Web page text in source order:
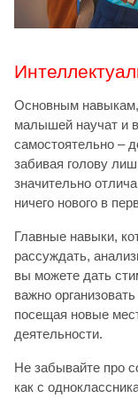
Основным навыкам,
малышей научат и
самостоятельно –
забивая голову
значительно
ничего нового в
Главные навыки,
рассуждать,
вы можете дать
важно
посещая новые
деятельности.
Не забывайте про
как с